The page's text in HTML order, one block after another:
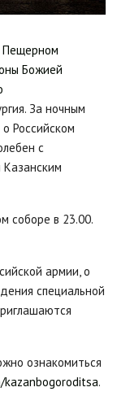
Пещерном
Божией
За ночным
Российском
с
соборе в 23.00.
армии, о
специальной
ознакомиться
kazanbogoroditsa.